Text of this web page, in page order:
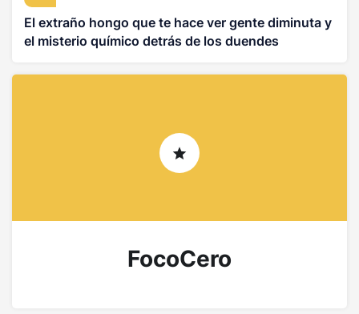
El extraño hongo que te hace ver gente diminuta y
el misterio químico detrás de los duendes
FocoCero